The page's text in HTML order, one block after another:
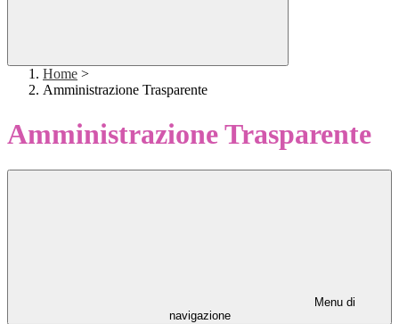
Home >
Amministrazione Trasparente
Amministrazione Trasparente
Menu di
navigazione